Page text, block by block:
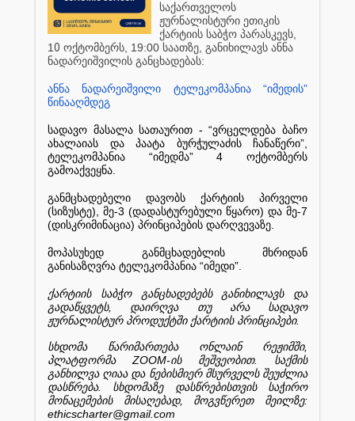
საქართველოს
ჟურნალისტური ეთიკის
ქარტიის საბჭო პარასკევს
10 ოქტომბერს , 19:00 საათზე განიხილავს ანნა
ნადარეიშვილის განცხადებას:
ანნა ნადარეიშვილი ტელეკომპანია “იმედის”
წინააღმდეგ
სადავო მასალა სათაურით - “ვრცელდება ბაჩო
ახალაიას
და პაატა ბურჭულაძის ჩანაწერი”,
ტელეკომპანია “იმედმა” 4
ოქტომბერს
გამოაქვეყნა
განმცხადებელი დავობს ქარტიის პირველი
(სიზუსტე), მე-3 (დადასტურებული წყარო) და მე-7
(დისკრიმინაცია) პრინციპების დარღვევაზე
მოპასუხედ განმცხადებლის
მხრიდან
განისაზღვრა ტელეკომპანია “იმედი”.
ქარტიის საბჭო განცხადებებს განიხილავს
და
გადაწყვეტს, დაირღვა თუ არა
სადავო
ჟურნალისტურ პროდუქტში ქარტიის პრინციპები.
სხდომა წარიმართება ონლაინ რეჟიმში,
პლატფორმა ZOOM-ის მეშვეობით.
საქმის
განხილვა ღიაა და ნებისმიერ მსურველს შეუძლია
დასწრება. სხდომაზე დასწრებისთვის
საჭირო
მონაცემების
მისაღებად, მოგვწერეთ მეილზე:
ethicscharter@gmail.com